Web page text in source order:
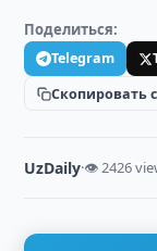
Поделиться:
Telegram
Скопировать
UzDaily·👁 2426